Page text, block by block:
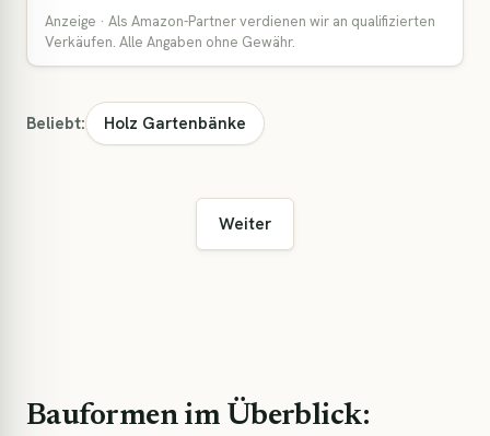
Anzeige · Als Amazon-Partner verdienen wir an qualifizierten
Verkäufen. Alle Angaben ohne Gewähr.
Beliebt: Holz Gartenbänke
Weiter
Bauformen im Überblick: